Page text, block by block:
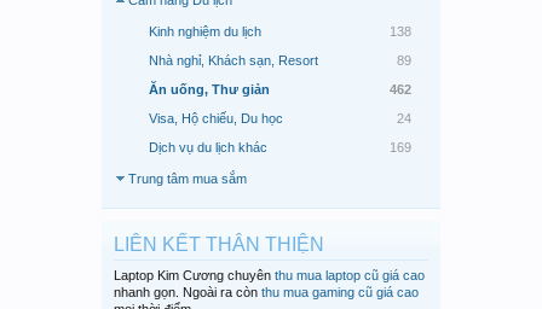
Kinh nghiệm du lịch
138
Nhà nghỉ, Khách sạn, Resort
89
Ăn uống, Thư giản
462
Visa, Hộ chiếu, Du học
24
Dịch vụ du lịch khác
169
Trung tâm mua sắm
LIÊN KẾT THÂN THIỆN
Laptop Kim Cương chuyên thu mua laptop cũ giá cao
nhanh gọn. Ngoài ra còn thu mua gaming cũ giá cao